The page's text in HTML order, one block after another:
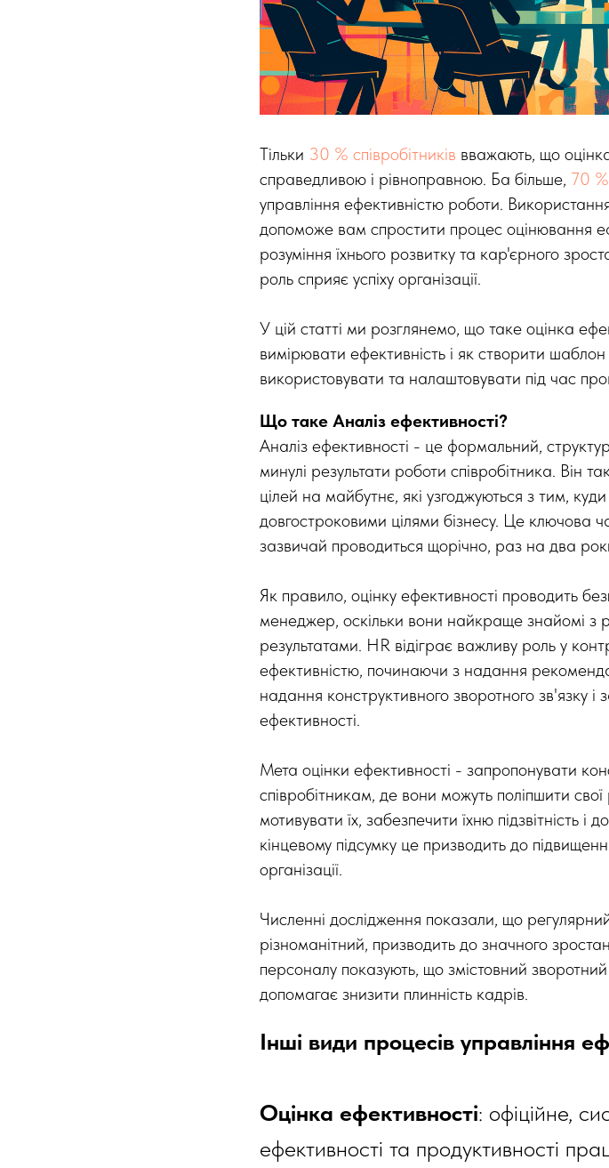
Тільки 30 % співробітників вважають, що оцінка
справедливою і рівноправною. Ба більше, 70 %
управління ефективністю роботи.
допоможе вам спростити процес оцінювання
розуміння їхнього розвитку та кар'єрного
роль сприяє успіху організації.
У цій статті ми розглянемо, що таке оцінка
вимірювати ефективність і як створити
використовувати та налаштовувати під час
Що таке Аналіз ефективності?
Аналіз ефективності - це формальний,
минулі результати роботи співробітника. Він
цілей на майбутнє, які узгоджуються з тим,
довгостроковими цілями бізнесу. Це ключова
зазвичай проводиться щорічно, раз на два
Як правило, оцінку ефективності проводить
менеджер, оскільки вони найкраще знайомі з
результатами. HR відіграє важливу роль у
ефективністю, починаючи з надання
надання конструктивного зворотного зв'язку і
ефективності.
Мета оцінки ефективності - запропонувати
співробітникам, де вони можуть поліпшити свої
мотивувати їх, забезпечити їхню підзвітність
кінцевому підсумку це призводить до
організації.
Численні дослідження показали, що
різноманітний, призводить до значного
персоналу показують, що змістовний зворотний
допомагає знизити плинність кадрів.
Інші види процесів управління
Оцінка ефективності: офіційне,
ефективності та продуктивності